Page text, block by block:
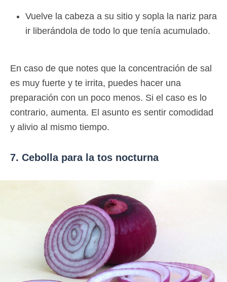
Vuelve la cabeza a su sitio y sopla la nariz para
ir liberándola de todo lo que tenía acumulado.
En caso de que notes que la concentración de sal
es muy fuerte y te irrita, puedes hacer una
preparación con un poco menos. Si el caso es lo
contrario, aumenta. El asunto es sentir comodidad
y alivio al mismo tiempo.
7. Cebolla para la tos nocturna